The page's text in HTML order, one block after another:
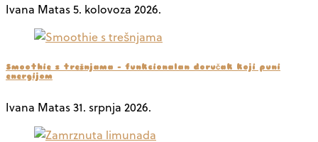
Ivana Matas5. kolovoza 2026.
Smoothie s trešnjama – funkcionalan doručak koji puni
energijom
Ivana Matas31. srpnja 2026.